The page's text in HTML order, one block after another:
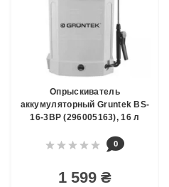
Опрыскиватель
аккумуляторный Gruntek BS-
16-3BP (296005163), 16 л
0
1 599 ₴